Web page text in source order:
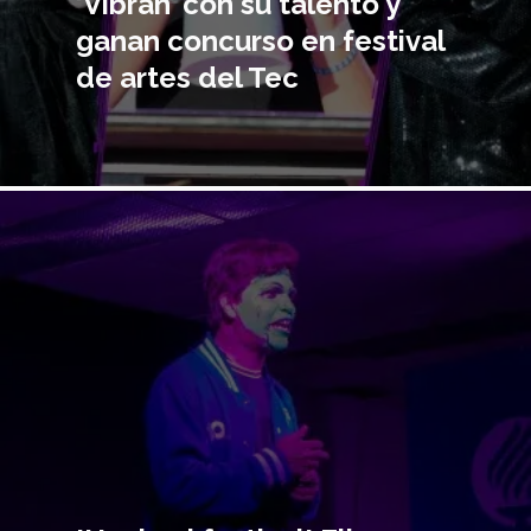
ganan concurso en festival
de artes del Tec
principal